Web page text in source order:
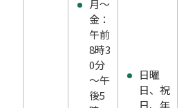
月～
金：
午前
8時3
0分
～午
後5
日曜
日、祝
日、年